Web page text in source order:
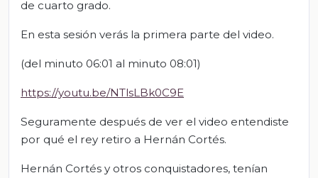
de cuarto grado.
En esta sesión verás la primera parte del video.
(del minuto 06:01 al minuto 08:01)
https://youtu.be/NTlsLBk0C9E
Seguramente después de ver el video entendiste
por qué el rey retiro a Hernán Cortés.
Hernán Cortés y otros conquistadores, tenían